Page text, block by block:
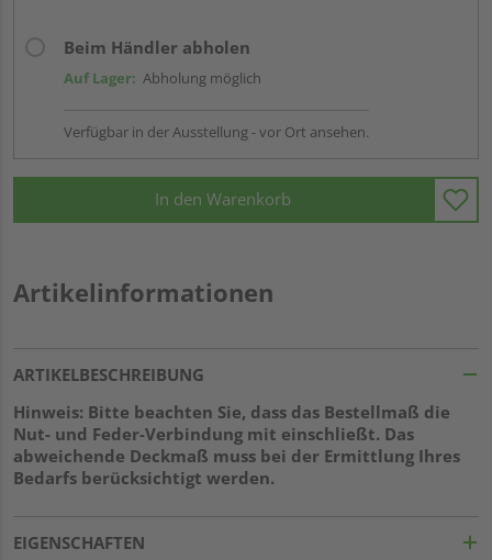
Beim Händler abholen
Auf Lager: Abholung möglich
Verfügbar in der Ausstellung - vor Ort ansehen.
In den Warenkorb
Artikelinformationen
ARTIKELBESCHREIBUNG
Hinweis: Bitte beachten Sie, dass das Bestellmaß die
Nut- und Feder-Verbindung mit einschließt. Das
abweichende Deckmaß muss bei der Ermittlung Ihres
Bedarfs berücksichtigt werden.
EIGENSCHAFTEN